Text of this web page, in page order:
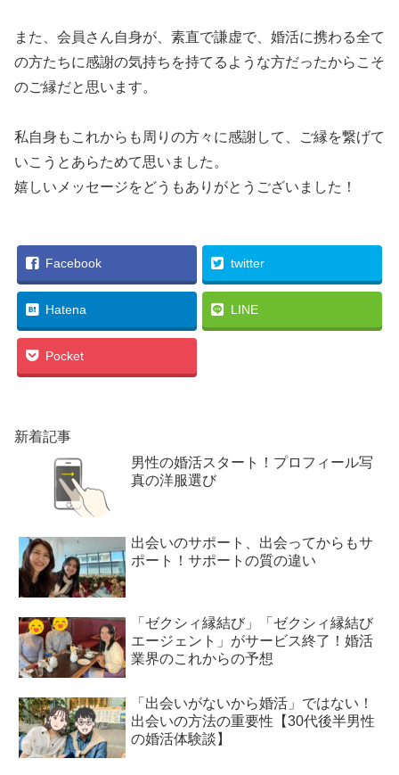
また、会員さん自身が、素直で謙虚で、婚活に携わる全て
の方たちに感謝の気持ちを持てるような方だったからこそ
のご縁だと思います。
私自身もこれからも周りの方々に感謝して、ご縁を繋げて
いこうとあらためて思いました。
嬉しいメッセージをどうもありがとうございました！
Facebook twitter
Hatena LINE
Pocket
新着記事
男性の婚活スタート！プロフィール写
真の洋服選び
出会いのサポート、出会ってからもサ
ポート！サポートの質の違い
「ゼクシィ縁結び」「ゼクシィ縁結び
エージェント」がサービス終了！婚活
業界のこれからの予想
「出会いがないから婚活」ではない！
出会いの方法の重要性【30代後半男性
の婚活体験談】